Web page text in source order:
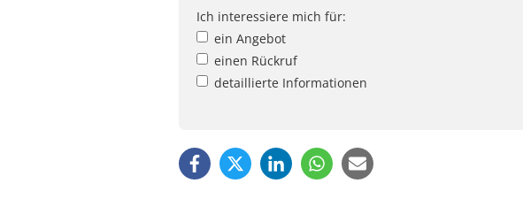
Ich interessiere mich für:
ein Angebot
einen Rückruf
detaillierte Informationen